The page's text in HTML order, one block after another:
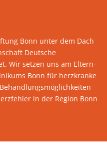
Bonn unter dem Dach
Deutsche
Wir setzen uns am Eltern-
Bonn für herzkranke
in der Region Bonn